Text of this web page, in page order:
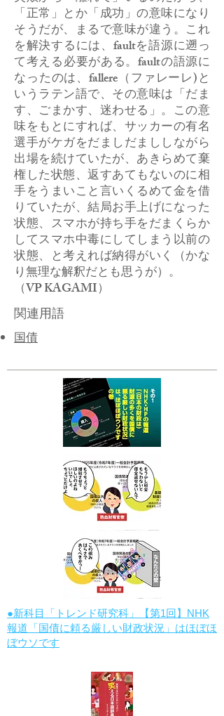
「正常」とか「成功」の意味になり
そうだが、まるで意味が違う。これ
を解決するには、faultを語源に遡っ
て考える必要がある。faultの語源に
なったのは、fallere（ファレーレ)と
いうラテン語で、その意味は「だま
す、ごまかす、迷わせる」。この意
味をもとにすれば、サッカーの有名
選手がケガをだましだまししながら
出場を続けていたが、あきらめて棄
権した状態、返すあてもないのに相
手をうまいこと言いくるめて金を借
りていたが、結局お手上げになった
状態、スマホが持ち手をだまくらか
してスマホ中毒にしてしまう以前の
状態、と考えれば納得がいく（かな
り無理な解釈だとも思うが）。
​（VP KAGAMI）
関連用語
国債
●新科目「トレンド研究科」【第1回】NHK
報道「国債に頼る厳しい財政状況」はほぼほ
ぼウソです